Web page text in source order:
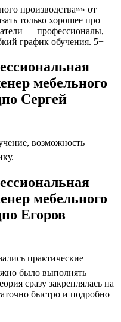
производства»» от
только хорошее про
— профессионалы,
график обучения. 5+
мебельного
Сергей
возможность
мебельного
Егоров
практические
было выполнять
сразу закреплялась на
быстро и подробно